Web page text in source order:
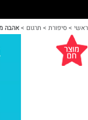
ראשי >סיפורת > תרגום >אהבה